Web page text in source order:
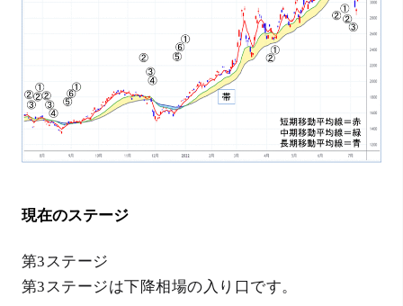
現在のステージ
第3ステージ
第3ステージは下降相場の入り口です。